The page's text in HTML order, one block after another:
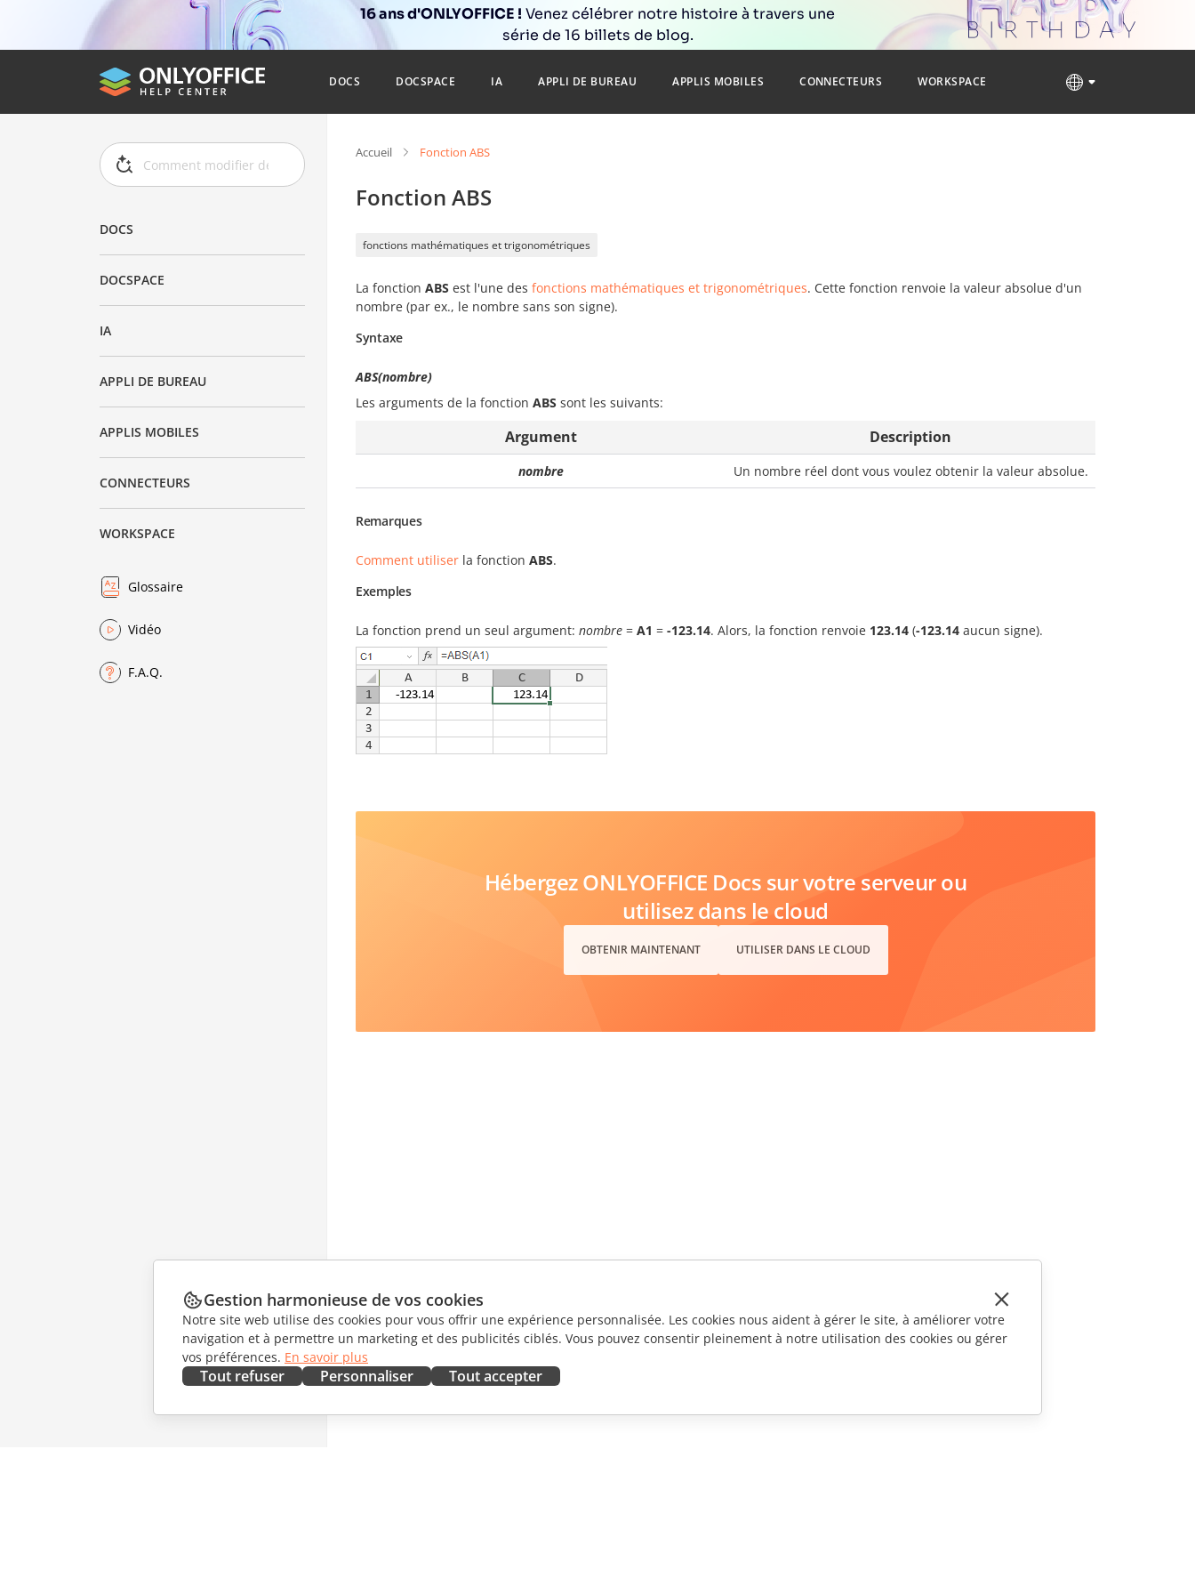
16 ans d'ONLYOFFICE ! Venez célébrer notre histoire à travers une
série de 16 billets de blog.
DOCS DOCSPACE IA APPLI DE BUREAU APPLIS MOBILES CONNECTEURS WORKSPACE
DOCS
DOCSPACE
IA
APPLI DE BUREAU
APPLIS MOBILES
CONNECTEURS
WORKSPACE
Glossaire
Vidéo
F.A.Q.
Accueil Fonction ABS
Fonction ABS
fonctions mathématiques et trigonométriques
La fonction ABS est l'une des fonctions mathématiques et trigonométriques. Cette fonction renvoie la valeur absolue d'un
nombre (par ex., le nombre sans son signe).
Syntaxe
ABS(nombre)
Les arguments de la fonction ABS sont les suivants:
Argument Description
nombre Un nombre réel dont vous voulez obtenir la valeur absolue.
Remarques
Comment utiliser la fonction ABS.
Exemples
La fonction prend un seul argument: nombre = A1 = -123.14. Alors, la fonction renvoie 123.14 (-123.14 aucun signe).
Hébergez ONLYOFFICE Docs sur votre serveur ou
utilisez dans le cloud
OBTENIR MAINTENANT UTILISER DANS LE CLOUD
Gestion harmonieuse de vos cookies
Notre site web utilise des cookies pour vous offrir une expérience personnalisée. Les cookies nous aident à gérer le site, à améliorer votre
navigation et à permettre un marketing et des publicités ciblés. Vous pouvez consentir pleinement à notre utilisation des cookies ou gérer
vos préférences. En savoir plus
Tout refuser Personnaliser Tout accepter